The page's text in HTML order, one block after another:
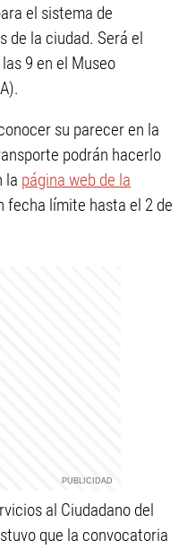
el sistema de
de la ciudad. Será el
9 en el Museo
su parecer en la
podrán hacerlo
la página web de la
fecha límite hasta el 2 de
al Ciudadano del
que la convocatoria